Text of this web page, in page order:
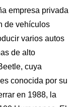
empresa privada
de vehículos
varios autos
de alto
cuya
conocida por su
en 1988, la